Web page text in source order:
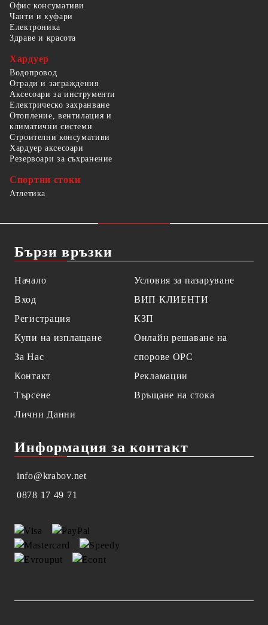
Офис консумативи
Чанти и куфари
Електроника
Здраве и красота
Хардуер
Водопровод
Огради и заграждения
Аксесоари за инструменти
Електрическо захранване
Отопление, вентилация и
климатични системи
Строителни консумативи
Хардуер аксесоари
Резервоари за съхранение
Спортни стоки
Атлетика
Бързи връзки
Начало
Вход
Регистрация
Купи на изплащане
За Нас
Контакт
Търсене
Лични Данни
Условия за пазаруване
ВИП КЛИЕНТИ
КЗП
Онлайн решаване на
спорове OPC
Рекламации
Връщане на стока
Информация за контакт
info@krabov.net
0878 17 49 71